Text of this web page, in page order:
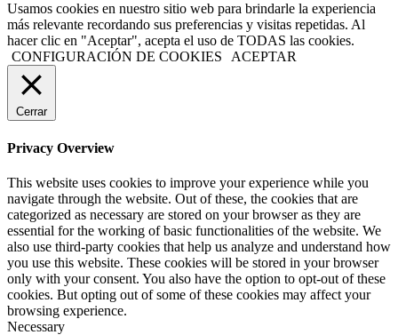
Usamos cookies en nuestro sitio web para brindarle la experiencia
más relevante recordando sus preferencias y visitas repetidas. Al
hacer clic en "Aceptar", acepta el uso de TODAS las cookies.
CONFIGURACIÓN DE COOKIES
ACEPTAR
Cerrar
Privacy Overview
This website uses cookies to improve your experience while you
navigate through the website. Out of these, the cookies that are
categorized as necessary are stored on your browser as they are
essential for the working of basic functionalities of the website. We
also use third-party cookies that help us analyze and understand how
you use this website. These cookies will be stored in your browser
only with your consent. You also have the option to opt-out of these
cookies. But opting out of some of these cookies may affect your
browsing experience.
Necessary